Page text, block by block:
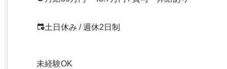
土日休み / 週休2日制
未経験OK